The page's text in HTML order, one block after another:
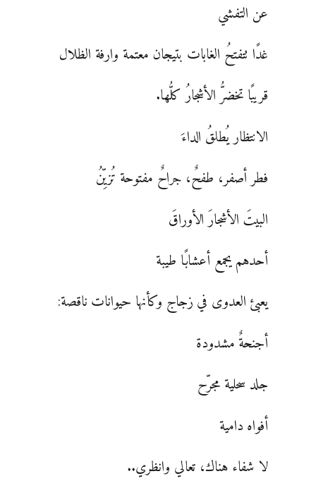
عن التفشي
غدًا تتفتحُ الغابات بتيجان معتمة وارفة الظلال
قريبًا تخضرُّ الأشجارُ كلُّها.
الانتظار يُطلقُ الداءَ
فطر أصفر، طفحٌ، جراحٌ مفتوحة تُزيِّنُ
البيتَ الأشجارَ الأوراقَ
أحدهم يجمع أعشابًا طيبة
يعبئ العدوى في زجاج وكأنها حيوانات ناقصة:
أجنحةٌ مشدودة
جلد سحلية مجرّح
أفواه دامية
لا شفاء هناك، تعالي وانظري..